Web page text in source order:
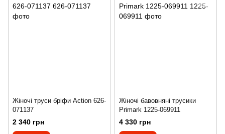
Жіночі труси бріфи Action 626-
071137
2 340 грн
Жіночі бавовняні трусики
Primark 1225-069911
4 330 грн